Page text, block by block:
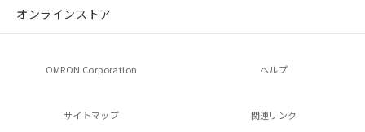
オンラインストア
OMRON Corporation ヘルプ
サイトマップ 関連リンク